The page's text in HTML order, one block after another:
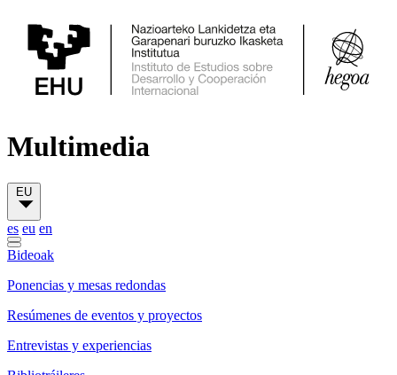
Multimedia
EU
es eu en
Bideoak
Ponencias y mesas redondas
Resúmenes de eventos y proyectos
Entrevistas y experiencias